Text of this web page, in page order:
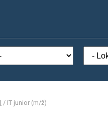
/ IT junior (m/ž)